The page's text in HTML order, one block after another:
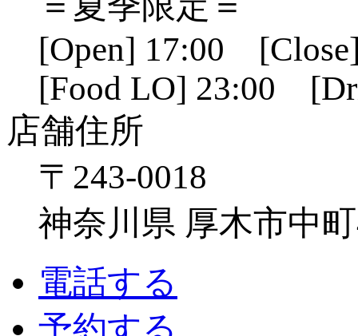
[Open] 17:00
[Food LO] 23:00
店舗住所
〒243-0018
神奈川県 厚木市中
電話する
予約する